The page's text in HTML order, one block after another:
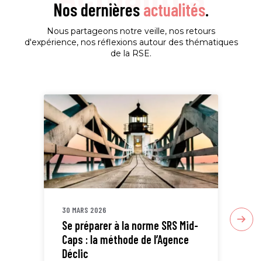
Nos dernièresactualités.
Nous partageons notre veille, nos retours
d'expérience, nos réflexions autour des thématiques
de la RSE.
30 MARS 2026
Se préparer à la norme SRS Mid-
Caps : la méthode de l’Agence
Déclic
30